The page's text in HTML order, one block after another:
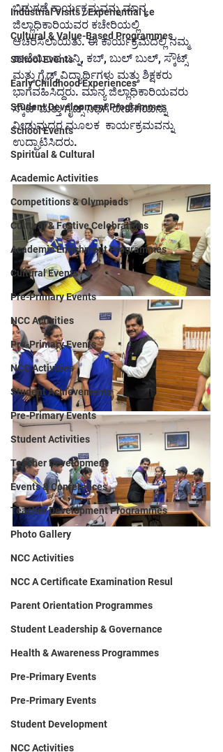
Industrial Visits / Experiential Le
Cultural & Value-Based Programmes
School Events
Early Childhood Experiences
Student Development Programmes
School Events
Spiritual & Cultural
Academic Activities
Competitions & Olympiads
Cultural & Festive Celebrations
Academic Enrichment Programmes
Cultural Events
Pre-Primary Events
NCC Activities
Pre-Primary Events
NCC Activities
Student Achievements
Pre-Primary Events
Student Activities
Teacher Development
Events & Conferences
Teacher Development Programmes
Photo Gallery
NCC Activities
NCC A Certificate Examination Resul
Parent Orientation Programmes
Student Leadership & Governance
Health & Awareness Programmes
Pre-Primary Events
Pre-Primary Events
Student Development
NCC Activities
ಬಿಡುಗಡೆ ಕಾರ್ಯಕ್ರಮವನ್ನು ಮಾನ್ಯ
ಜಿಲ್ಲಾಧಿಕಾರಿಯವರ ಕಚೇರಿಯಲ್ಲಿ
ಆಚರಿಸಲಾಯಿತು. ಈ ಕಾರ್ಯಕ್ರಮದಲ್ಲಿ ನಮ್ಮ
ಶಾಲೆಯಿಂದ ಬನ್ನಿ, ಕಬ್, ಬುಲ್ ಬುಲ್, ಸ್ಕೌಟ್ಸ್
ಮತ್ತು ಗೈಡ್ಸ್ ವಿದ್ಯಾರ್ಥಿಗಳು ಮತ್ತು ಶಿಕ್ಷಕರು
ಭಾಗವಹಿಸಿದ್ದರು. ಮಾನ್ಯ ಜಿಲ್ಲಾಧಿಕಾರಿಯವರು
ಸ್ಕೌಟ್ ಮತ್ತು ಗೈಡ್ಸ್ ನಿಧಿಗೆ ದೇಣಿಗೆಯನ್ನು
ನೀಡುವುದರ ಮೂಲಕ  ಕಾರ್ಯಕ್ರಮವನ್ನು
ಉದ್ಘಾಟಿಸಿದರು.